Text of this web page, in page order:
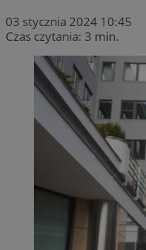
03 stycznia 2024 10:45
Czas czytania: 3 min.